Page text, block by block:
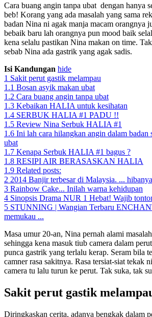
Cara buang angin tanpa ubat dengan hanya
beb! Korang yang ada masalah yang sama
badan Nina ni agak manja macam orangnya
bebaik baru lah orangnya pun mood baik
kena selalu pastikan Nina makan on time.
sebab Nina ada gastrik yang agak sadis.
Isi Kandungan hide
1 Sakit perut gastik melampau
1.1 Bosan asyik makan ubat
1.2 Cara buang angin tanpa ubat
1.3 Kebaikan HALIA untuk kesihatan
1.4 SERBUK HALIA #1 PADU !!
1.5 Review Nina Serbuk HALIA #1
1.6 Ini lah cara hilangkan angin dalam badan
ubat
1.7 Kenapa Serbuk HALIA #1 bagus ?
1.8 RESIPI AIR BERASASKAN HALIA
1.9 Related posts:
2 2014 Banjir terbesar di Malaysia. ...
3 Rainbow Cake... Inilah warna kehidupan
4 Sinopsis Drama NUR 1 Hebat! Wajib
5 STUNNING | Wangian Terbaru
memukau ...
Masa umur 20-an, Nina pernah alami
sehingga kena masuk tiub camera dalam
punca gastrik yang terlalu kerap. Seram bila
camner rasa sakitnya. Rasa tersiat-siat tekak
camera tu lalu turun ke perut. Tak suka, tak
Sakit perut gastik
Diringkaskan cerita, adanya bengkak dalam